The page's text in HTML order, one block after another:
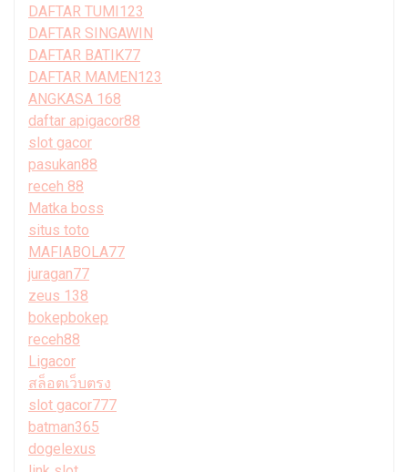
DAFTAR TUMI123
DAFTAR SINGAWIN
DAFTAR BATIK77
DAFTAR MAMEN123
ANGKASA 168
daftar apigacor88
slot gacor
pasukan88
receh 88
Matka boss
situs toto
MAFIABOLA77
juragan77
zeus 138
bokepbokep
receh88
Ligacor
สล็อตเว็บตรง
slot gacor777
batman365
dogelexus